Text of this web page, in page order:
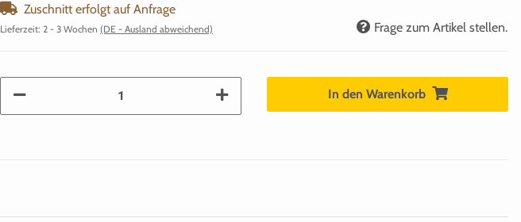
Zuschnitt erfolgt auf Anfrage
Lieferzeit: 2 - 3 Wochen (DE - Ausland abweichend) Frage zum Artikel stellen.
In den Warenkorb